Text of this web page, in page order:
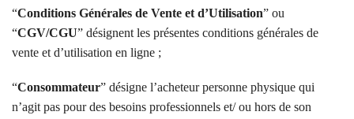
“Conditions Générales de Vente et d’Utilisation” ou
“CGV/CGU” désignent les présentes conditions générales de
vente et d’utilisation en ligne ;
“Consommateur” désigne l’acheteur personne physique qui
n’agit pas pour des besoins professionnels et/ ou hors de son